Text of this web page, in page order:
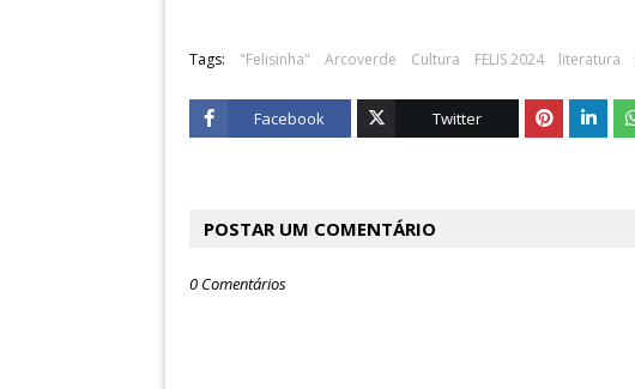
Tags: "Felisinha" Arcoverde Cultura FELIS 2024 literatura
Facebook Twitter
POSTAR UM COMENTÁRIO
0 Comentários